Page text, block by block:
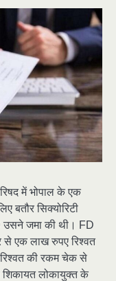
में भोपाल के एक
बतौर सिक्योरिटी
उसने जमा की थी। FD
से एक लाख रुपए रिश्वत
रिश्वत की रकम चेक से
शिकायत लोकायुक्त के